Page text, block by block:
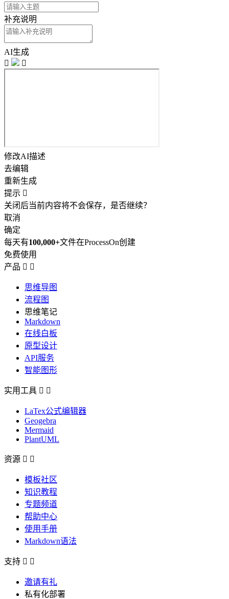
补充说明
AI生成


修改AI描述
去编辑
重新生成
提示 
关闭后当前内容将不会保存，是否继续？
取消
确定
每天有100,000+文件在ProcessOn创建
免费使用
产品  
思维导图
流程图
思维笔记
Markdown
在线白板
原型设计
API服务
智能图形
实用工具  
LaTex公式编辑器
Geogebra
Mermaid
PlantUML
资源  
模板社区
知识教程
专题频道
帮助中心
使用手册
Markdown语法
支持  
邀请有礼
私有化部署